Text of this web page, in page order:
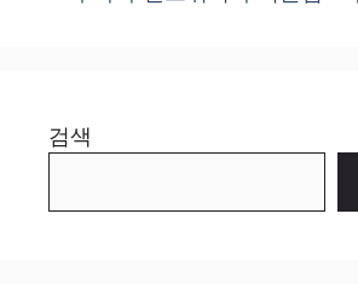
검색